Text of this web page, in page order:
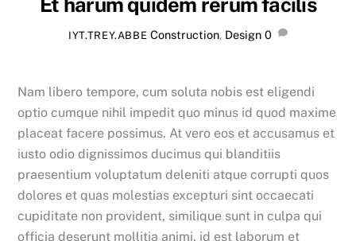
IYT.TREY.ABBE Construction, Design 0
Nam libero tempore, cum soluta nobis est eligendi
optio cumque nihil impedit quo minus id quod maxime
placeat facere possimus. At vero eos et accusamus et
iusto odio dignissimos ducimus qui blanditiis
praesentium voluptatum deleniti atque corrupti quos
dolores et quas molestias excepturi sint occaecati
cupiditate non provident, similique sunt in culpa qui
officia deserunt mollitia animi, id est laborum et